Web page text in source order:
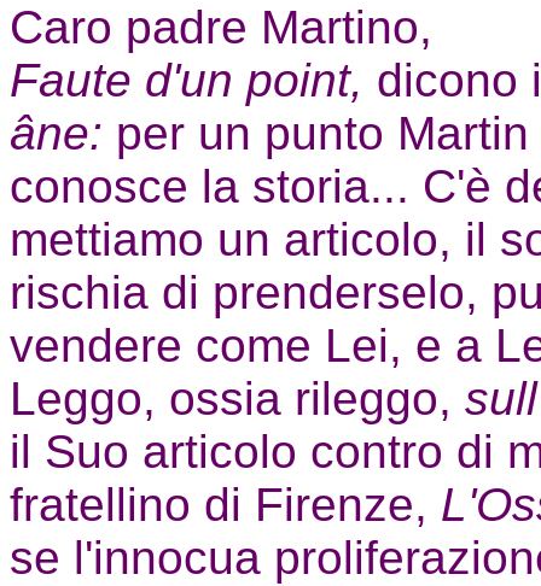
Caro padre Martino,
Faute d'un point, dicono
âne: per un punto
conosce la storia... C'è
mettiamo un articolo, il
rischia di prenderselo,
vendere come Lei, e a
Leggo, ossia rileggo,
il Suo articolo contro di
fratellino di Firenze,
se l'innocua